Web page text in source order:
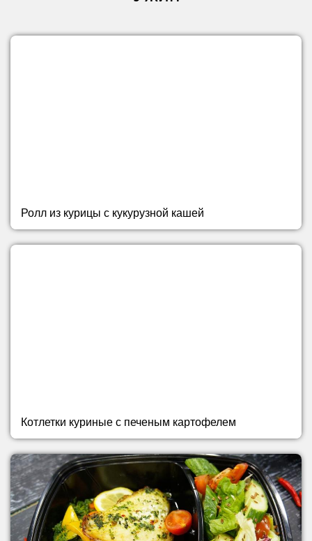
Ролл из курицы с кукурузной кашей
Котлетки куриные с печеным картофелем